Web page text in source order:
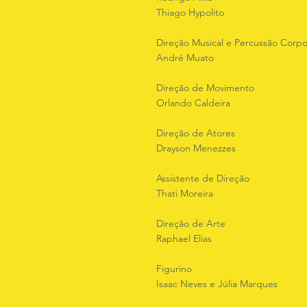
Thiago Hypolito
Direção Musical e Percussão
André Muato
Direção de Movimento
Orlando Caldeira
Direção de Atores
Drayson Menezzes
Assistente de Direção
Thati Moreira
Direção de Arte
Raphael Elias
Figurino
Isaac Neves e Júlia Marques